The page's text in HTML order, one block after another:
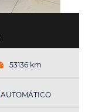
53136 km
AUTOMÁTICO